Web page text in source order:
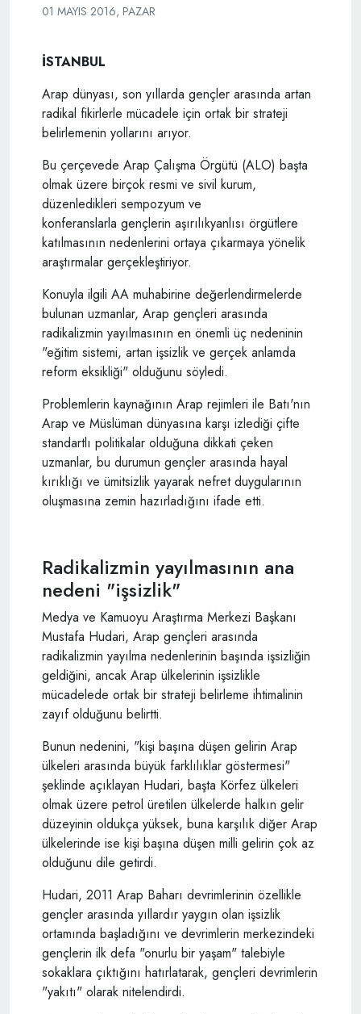
01 MAYIS 2016, PAZAR
İSTANBUL
Arap dünyası, son yıllarda gençler arasında artan
radikal fikirlerle mücadele için ortak bir strateji
belirlemenin yollarını arıyor.
Bu çerçevede Arap Çalışma Örgütü (ALO) başta
olmak üzere birçok resmi ve sivil kurum,
düzenledikleri sempozyum ve
konferanslarla gençlerin aşırılıkyanlısı örgütlere
katılmasının nedenlerini ortaya çıkarmaya yönelik
araştırmalar gerçekleştiriyor.
Konuyla ilgili AA muhabirine değerlendirmelerde
bulunan uzmanlar, Arap gençleri arasında
radikalizmin yayılmasının en önemli üç nedeninin
"eğitim sistemi, artan işsizlik ve gerçek anlamda
reform eksikliği" olduğunu söyledi.
Problemlerin kaynağının Arap rejimleri ile Batı'nın
Arap ve Müslüman dünyasına karşı izlediği çifte
standartlı politikalar olduğuna dikkati çeken
uzmanlar, bu durumun gençler arasında hayal
kırıklığı ve ümitsizlik yayarak nefret duygularının
oluşmasına zemin hazırladığını ifade etti.
Radikalizmin yayılmasının ana
nedeni "işsizlik"
Medya ve Kamuoyu Araştırma Merkezi Başkanı
Mustafa Hudari, Arap gençleri arasında
radikalizmin yayılma nedenlerinin başında işsizliğin
geldiğini, ancak Arap ülkelerinin işsizlikle
mücadelede ortak bir strateji belirleme ihtimalinin
zayıf olduğunu belirtti.
Bunun nedenini, "kişi başına düşen gelirin Arap
ülkeleri arasında büyük farklılıklar göstermesi"
şeklinde açıklayan Hudari, başta Körfez ülkeleri
olmak üzere petrol üretilen ülkelerde halkın gelir
düzeyinin oldukça yüksek, buna karşılık diğer Arap
ülkelerinde ise kişi başına düşen milli gelirin çok az
olduğunu dile getirdi.
Hudari, 2011 Arap Baharı devrimlerinin özellikle
gençler arasında yıllardır yaygın olan işsizlik
ortamında başladığını ve devrimlerin merkezindeki
gençlerin ilk defa "onurlu bir yaşam" talebiyle
sokaklara çıktığını hatırlatarak, gençleri devrimlerin
"yakıtı" olarak nitelendirdi.